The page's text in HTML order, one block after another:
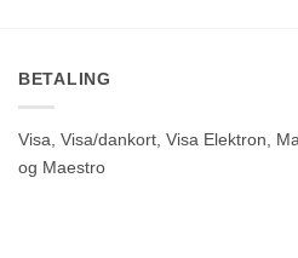
BETALING
Visa, Visa/dankort, Visa Elektron,
og Maestro